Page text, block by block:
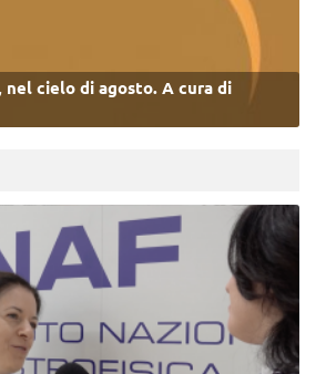
nel cielo di agosto. A cura di